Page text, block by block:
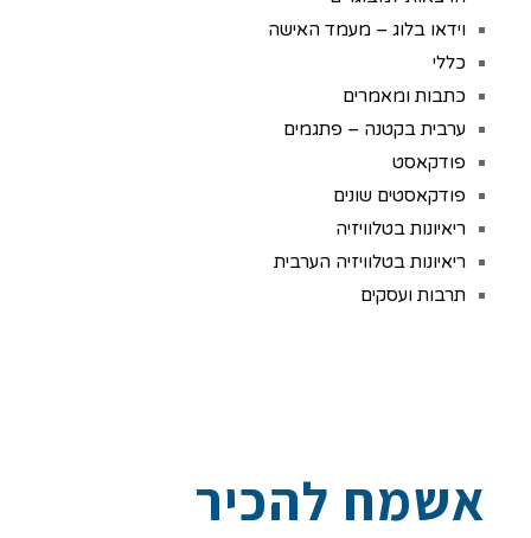
וידאו בלוג – מעמד האישה
כללי
כתבות ומאמרים
ערבית בקטנה – פתגמים
פודקאסט
פודקאסטים שונים
ריאיונות בטלוויזיה
ריאיונות בטלוויזיה הערבית
תרבות ועסקים
אשמח להכיר